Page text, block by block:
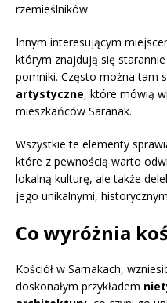
rzemieślników.
Innym interesującym
którym znajdują się
pomniki. Często można tam
artystyczne, które mówią
mieszkańców Saranak.
Wszystkie te elementy
które z pewnością warto
lokalną kulturę, ale także
jego unikalnymi,
Co wyróżnia
Kościół w Sarnakach,
doskonałym przykładem